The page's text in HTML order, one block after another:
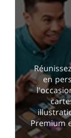
en
Premium